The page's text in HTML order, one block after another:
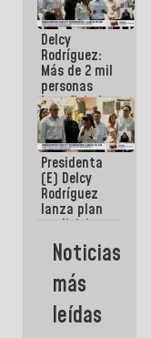
aprobada
por la AN
Delcy
Rodríguez:
Más de 2 mil
personas
beneficiadas
con planes
para
atención de
emergencia
sísmica en
la última
semana
Presidenta
(E) Delcy
Rodríguez
lanza plan
crediticio
con subsidio
a Juntas de
Condominio
Noticias
más
leídas